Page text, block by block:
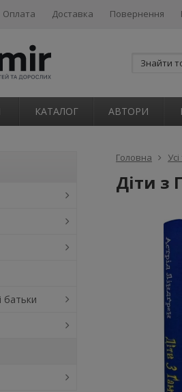
Оплата Доставка Повернення
КАТАЛОГ АВТОРИ
Головна
Діти з
батьки